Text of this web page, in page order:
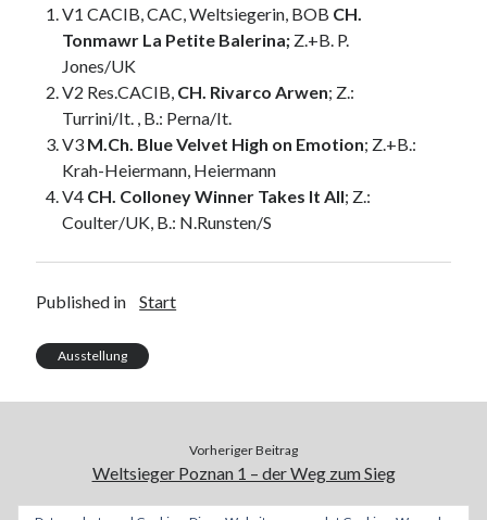
V1 CACIB, CAC, Weltsiegerin, BOB CH.
Tonmawr La Petite Balerina; Z.+B. P.
Jones/UK
V2 Res.CACIB, CH. Rivarco Arwen; Z.:
Turrini/It. , B.: Perna/It.
V3 M.Ch. Blue Velvet High on Emotion; Z.+B.:
Krah-Heiermann, Heiermann
V4 CH. Colloney Winner Takes It All; Z.:
Coulter/UK, B.: N.Runsten/S
Published in Start
Ausstellung
Vorheriger Beitrag
Weltsieger Poznan 1 – der Weg zum Sieg